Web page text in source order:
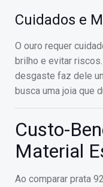
Cuidados e
O ouro requer
brilho e evitar
desgaste faz dele
busca uma joia que
Custo-
Material
Ao comparar prata